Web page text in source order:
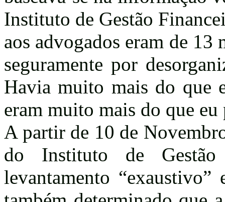
Instituto de Gestão
aos advogados eram de
seguramente por
Havia muito mais do que
eram muito mais do que
A partir de 10 de
do Instituto de
levantamento